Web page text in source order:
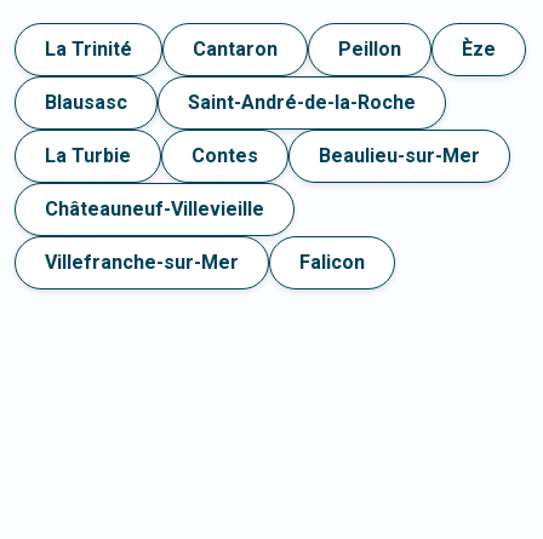
La Trinité Cantaron Peillon Èze
Blausasc Saint-André-de-la-Roche
La Turbie Contes Beaulieu-sur-Mer
Châteauneuf-Villevieille
Villefranche-sur-Mer Falicon